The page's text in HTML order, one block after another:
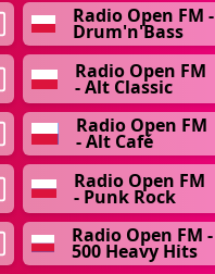
Radio Open FM -
Drum'n'Bass
Radio Open FM
- Alt Classic
Radio Open FM
- Alt Café
Radio Open FM
- Punk Rock
Radio Open FM -
500 Heavy Hits